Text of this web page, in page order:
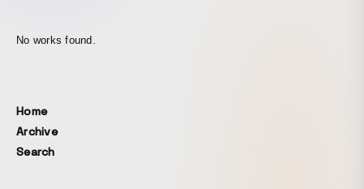
No works found.
Home
Archive
Search